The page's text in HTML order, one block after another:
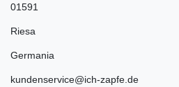
01591
Riesa
Germania
kundenservice@ich-zapfe.de